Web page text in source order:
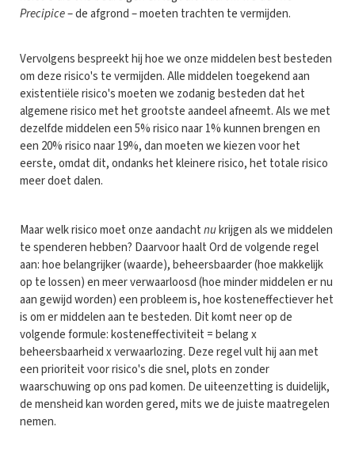
Precipice– de afgrond – moeten trachten te vermijden.
Vervolgens bespreekt hij hoe we onze middelen best besteden
om deze risico's te vermijden. Alle middelen toegekend aan
existentiële risico's moeten we zodanig besteden dat het
algemene risico met het grootste aandeel afneemt. Als we met
dezelfde middelen een 5% risico naar 1% kunnen brengen en
een 20% risico naar 19%, dan moeten we kiezen voor het
eerste, omdat dit, ondanks het kleinere risico, het totale risico
meer doet dalen.
Maar welk risico moet onze aandachtnukrijgen als we middelen
te spenderen hebben? Daarvoor haalt Ord de volgende regel
aan: hoe belangrijker (waarde), beheersbaarder (hoe makkelijk
op te lossen) en meer verwaarloosd (hoe minder middelen er nu
aan gewijd worden) een probleem is, hoe kosteneffectiever het
is om er middelen aan te besteden. Dit komt neer op de
volgende formule: kosteneffectiviteit = belang x
beheersbaarheid x verwaarlozing. Deze regel vult hij aan met
een prioriteit voor risico's die snel, plots en zonder
waarschuwing op ons pad komen. De uiteenzetting is duidelijk,
de mensheid kan worden gered, mits we de juiste maatregelen
nemen.